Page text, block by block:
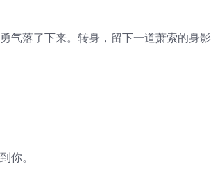
气落了下来。转身，留下一道萧索的身
你。